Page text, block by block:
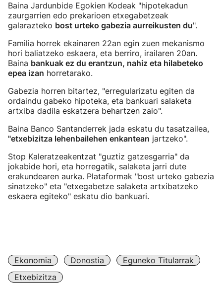
Baina Jardunbide Egokien Kodeak "hipotekadun
zaurgarrien edo prekarioen etxegabetzeak
galarazteko bost urteko gabezia aurreikusten du".
Familia horrek ekainaren 22an egin zuen mekanismo
hori baliatzeko eskaera, eta berriro, irailaren 20an.
Baina bankuak ez du erantzun, nahiz eta hilabeteko
epea izan horretarako.
Gabezia horren bitartez, "erregularizatu egiten da
ordaindu gabeko hipoteka, eta bankuari salaketa
artxiba dadila eskatzera behartzen zaio".
Baina Banco Santanderrek jada eskatu du tasatzailea,
"etxebizitza lehenbailehen enkantean jartzeko".
Stop Kaleratzeakentzat "guztiz gatzesgarria" da
jokabide hori, eta horregatik, salaketa jarri dute
erakundearen aurka. Plataformak "bost urteko gabezia
sinatzeko" eta "etxegabetze salaketa artxibatzeko
eskaera egiteko" eskatu dio bankuari.
Ekonomia Donostia
Eguneko Titularrak
Etxebizitza